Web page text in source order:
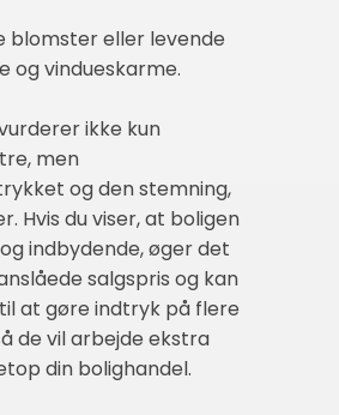
eller levende
og vindueskarme.
ikke kun
men
og den stemning,
Hvis du viser, at boligen
indbydende, øger det
salgspris og kan
at gøre indtryk på flere
de vil arbejde ekstra
din bolighandel.